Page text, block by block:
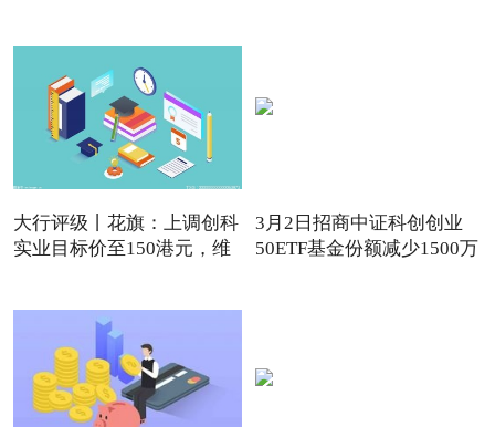
大行评级丨花旗：上调创科
实业目标价至150港元，维
3月2日招商中证科创创业
50ETF基金份额减少1500万